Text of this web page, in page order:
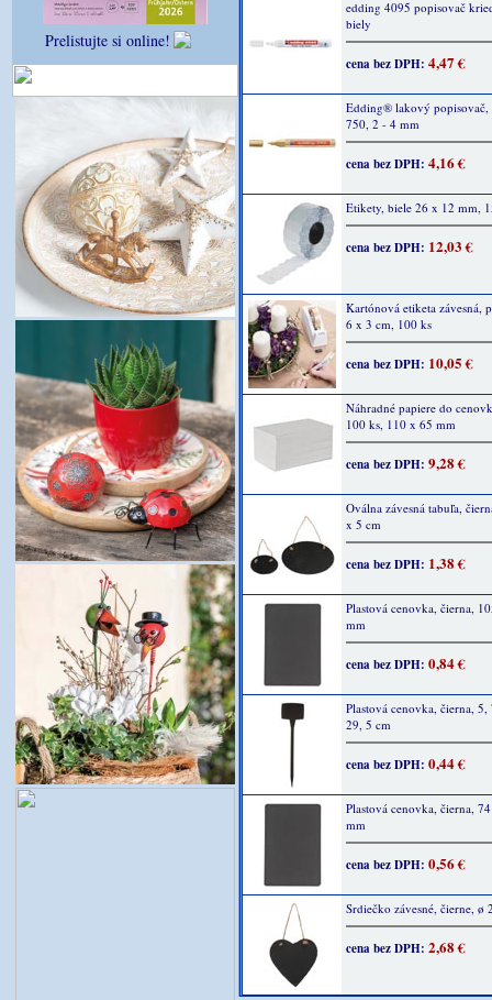
Prelistujte si online!
edding 4095 popisovač
biely
cena bez DPH: 4,47 €
Edding® lakový popisovač,
750, 2 - 4 mm
cena bez DPH: 4,16 €
Etikety, biele 26 x 12 mm,
cena bez DPH: 12,03 €
Kartónová etiketa závesná,
6 x 3 cm, 100 ks
cena bez DPH: 10,05 €
Náhradné papiere do
100 ks, 110 x 65 mm
cena bez DPH: 9,28 €
Oválna závesná tabuľa,
x 5 cm
cena bez DPH: 1,38 €
Plastová cenovka, čierna,
mm
cena bez DPH: 0,84 €
Plastová cenovka, čierna,
29, 5 cm
cena bez DPH: 0,44 €
Plastová cenovka, čierna,
mm
cena bez DPH: 0,56 €
Srdiečko závesné, čierne, ø
cena bez DPH: 2,68 €